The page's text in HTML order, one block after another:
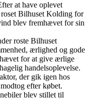
at have oplevet
Bilhuset Kolding for
blev fremhævet for sin
roste Bilhuset
ærlighed og gode
for at give ærlige
handelsoplevelse.
der gik igen hos
efter købet.
blev stillet til